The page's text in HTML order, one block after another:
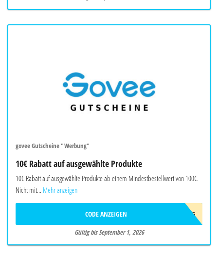
govee Gutscheine "Werbung"
10€ Rabatt auf ausgewählte Produkte
10€ Rabatt auf ausgewählte Produkte ab einem Mindestbestellwert von 100€.
Nicht mit... Mehr anzeigen
10AFFAUG
CODE ANZEIGEN
Gültig bis September 1, 2026